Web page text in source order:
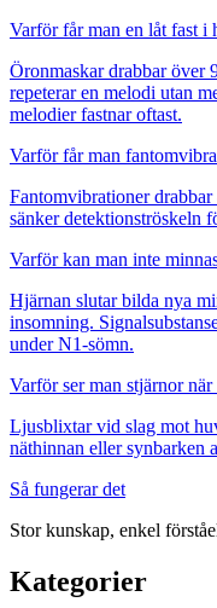
Varför får man en låt fast i
Öronmaskar drabbar över
repeterar en melodi utan
melodier fastnar oftast.
Varför får man
Fantomvibrationer
sänker detektionströskeln
Varför kan man inte
Hjärnan slutar bilda nya
insomning.
under N1-sömn.
Varför ser man stjärnor
Ljusblixtar vid slag mot
näthinnan eller synbarken
Så fungerar det
Stor kunskap, enkel
Kategorier